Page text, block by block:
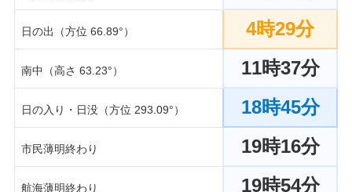
日の出（方位 66.89°） 4時29分
南中（高さ 63.23°） 11時37分
日の入り・日没（方位 293.09°） 18時45分
市民薄明終わり 19時16分
航海薄明終わり 19時54分